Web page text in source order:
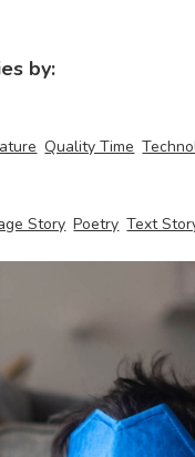
by:
Quality Time
Story Poetry Text